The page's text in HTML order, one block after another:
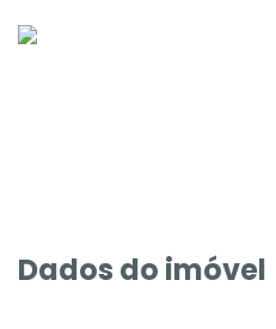
Dados do imóvel